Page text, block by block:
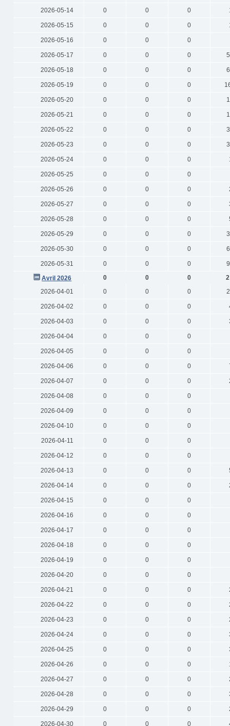
2026-05-14 0 0 0
2026-05-15 0 0 0
2026-05-16 0 0 0
2026-05-17 0 0 0
2026-05-18 0 0 0
2026-05-19 0 0 0
2026-05-20 0 0 0
2026-05-21 0 0 0
2026-05-22 0 0 0
2026-05-23 0 0 0
2026-05-24 0 0 0
2026-05-25 0 0 0
2026-05-26 0 0 0
2026-05-27 0 0 0
2026-05-28 0 0 0
2026-05-29 0 0 0
2026-05-30 0 0 0
2026-05-31 0 0 0
Avril 2026
0 0 0
2026-04-01
0 0 0
2026-04-02 0 0 0
2026-04-03 0 0 0
2026-04-04 0 0 0
2026-04-05 0 0 0
2026-04-06 0 0 0
2026-04-07 0 0 0
2026-04-08 0 0 0
2026-04-09 0 0 0
2026-04-10 0 0 0
2026-04-11 0 0 0
2026-04-12 0 0 0
2026-04-13 0 0 0
2026-04-14 0 0 0
2026-04-15 0 0 0
2026-04-16 0 0 0
2026-04-17 0 0 0
2026-04-18 0 0 0
2026-04-19 0 0 0
2026-04-20 0 0 0
2026-04-21 0 0 0
2026-04-22 0 0 0
2026-04-23 0 0 0
2026-04-24 0 0 0
2026-04-25 0 0 0
2026-04-26 0 0 0
2026-04-27 0 0 0
2026-04-28 0 0 0
2026-04-29 0 0 0
2026-04-30 0 0 0